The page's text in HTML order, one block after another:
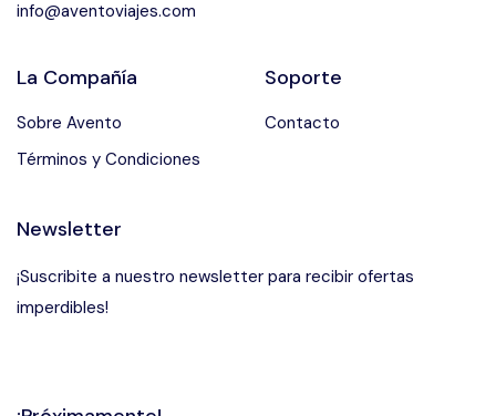
info@aventoviajes.com
La Compañía
Sobre Avento
Términos y Condiciones
Soporte
Contacto
Newsletter
¡Suscribite a nuestro newsletter para recibir ofertas
imperdibles!